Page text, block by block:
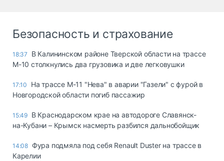
Безопасность и страхование
18:37
В Калининском районе Тверской области на трассе
М-10 столкнулись два грузовика и две легковушки
17:10
На трассе М-11 "Нева" в аварии "Газели" с фурой в
Новгородской области погиб пассажир
15:49 В Краснодарском крае на автодороге Славянск-
на-Кубани – Крымск насмерть разбился дальнобойщик
14:08 Фура подмяла под себя Renault Duster на трассе в
Карелии